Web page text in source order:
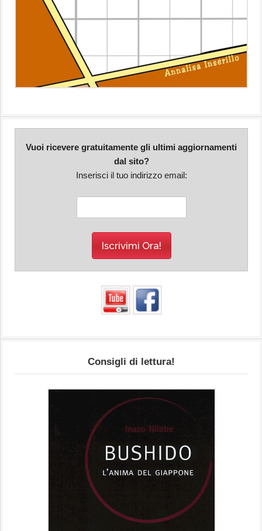
Vuoi ricevere gratuitamente gli ultimi aggiornamenti
dal sito?
Inserisci il tuo indirizzo email:
Consigli di lettura!